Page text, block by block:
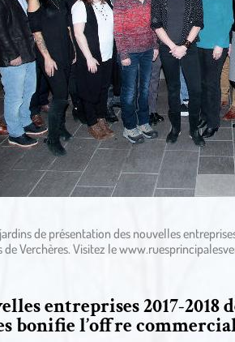
de présentation des nouvelles
de Verchères. Visitez le
entreprises 2017-2018
bonifie l’offre